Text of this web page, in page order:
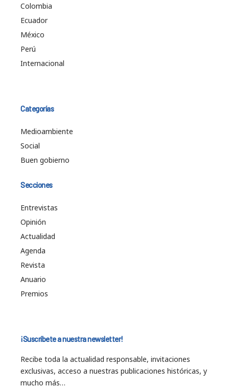
Colombia
Ecuador
México
Perú
Internacional
Categorías
Medioambiente
Social
Buen gobierno
Secciones
Entrevistas
Opinión
Actualidad
Agenda
Revista
Anuario
Premios
¡Suscríbete a nuestra newsletter!
Recibe toda la actualidad responsable, invitaciones
exclusivas, acceso a nuestras publicaciones históricas, y
mucho más…